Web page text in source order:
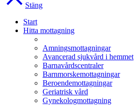
Stäng
Start
Hitta mottagning
Amningsmottagningar
Avancerad sjukvård i hemmet
Barnavårdscentraler
Barnmorskemottagningar
Beroendemottagningar
Geriatrisk vård
Gynekologmottagning